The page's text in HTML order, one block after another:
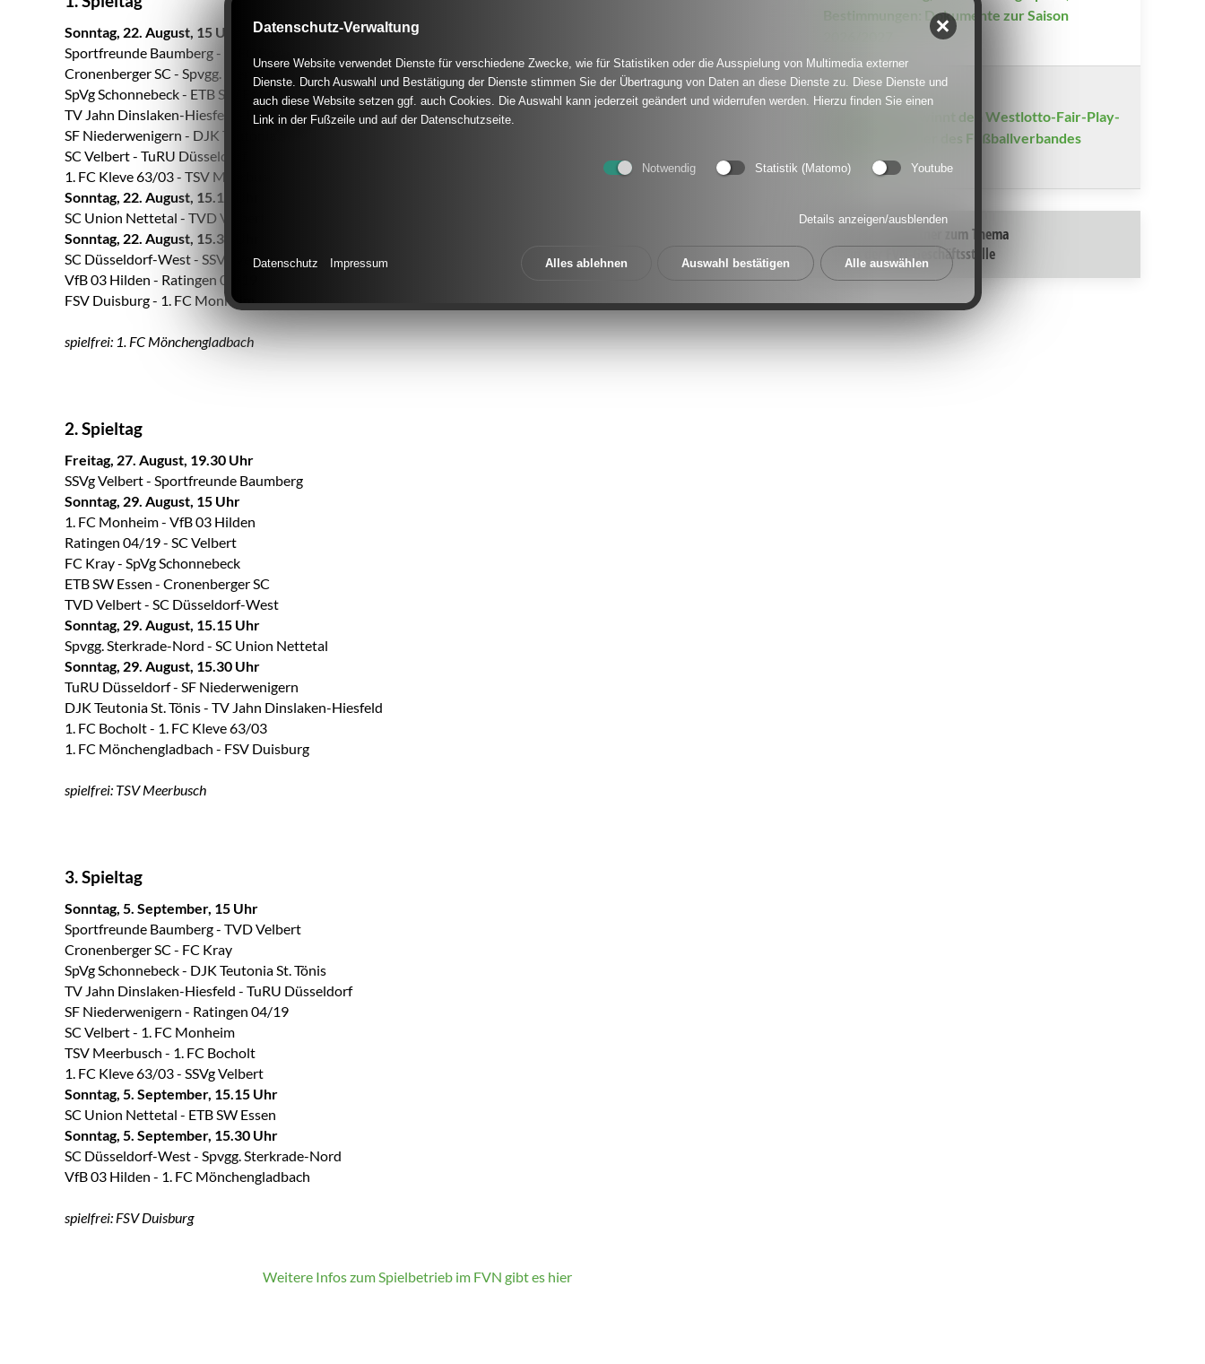
Sonntag, 22. August, 15 Uhr
Sportfreunde Baumberg - 1. FC Bocholt
Cronenberger SC - Spvgg. Sterkrade-Nord
SpVg Schonnebeck - ETB SW Essen
TV Jahn Dinslaken-Hiesfeld - FC Kray
SF Niederwenigern - DJK Teutonia St. Tönis
SC Velbert - TuRU Düsseldorf
1. FC Kleve 63/03 - TSV Meerbusch
Sonntag, 22. August, 15.15 Uhr
SC Union Nettetal - TVD Velbert
Sonntag, 22. August, 15.30 Uhr
SC Düsseldorf-West - SSVg Velbert
VfB 03 Hilden - Ratingen 04/19
FSV Duisburg - 1. FC Monheim
spielfrei: 1. FC Mönchengladbach
2. Spieltag
Freitag, 27. August, 19.30 Uhr
SSVg Velbert - Sportfreunde Baumberg
Sonntag, 29. August, 15 Uhr
1. FC Monheim - VfB 03 Hilden
Ratingen 04/19 - SC Velbert
FC Kray - SpVg Schonnebeck
ETB SW Essen - Cronenberger SC
TVD Velbert - SC Düsseldorf-West
Sonntag, 29. August, 15.15 Uhr
Spvgg. Sterkrade-Nord - SC Union Nettetal
Sonntag, 29. August, 15.30 Uhr
TuRU Düsseldorf - SF Niederwenigern
DJK Teutonia St. Tönis - TV Jahn Dinslaken-Hiesfeld
1. FC Bocholt - 1. FC Kleve 63/03
1. FC Mönchengladbach - FSV Duisburg
spielfrei: TSV Meerbusch
3. Spieltag
Sonntag, 5. September, 15 Uhr
Sportfreunde Baumberg - TVD Velbert
Cronenberger SC - FC Kray
SpVg Schonnebeck - DJK Teutonia St. Tönis
TV Jahn Dinslaken-Hiesfeld - TuRU Düsseldorf
SF Niederwenigern - Ratingen 04/19
SC Velbert - 1. FC Monheim
TSV Meerbusch - 1. FC Bocholt
1. FC Kleve 63/03 - SSVg Velbert
Sonntag, 5. September, 15.15 Uhr
SC Union Nettetal - ETB SW Essen
Sonntag, 5. September, 15.30 Uhr
SC Düsseldorf-West - Spvgg. Sterkrade-Nord
VfB 03 Hilden - 1. FC Mönchengladbach
spielfrei: FSV Duisburg
Weitere Infos zum Spielbetrieb im FVN gibt es hier
Bestimmungen: Dokumente zur Saison
30.07.2026
BV Gräfrath gewinnt den Westlotto-Fair-Play-
Pokal der Männer des Fußballverbandes
Niederrhein
Ansprechpartner zum Thema
in der FVN-Geschäftsstelle
Datenschutz-Verwaltung
Unsere Website verwendet Dienste für verschiedene Zwecke, wie für Statistiken oder die Ausspielung von Multimedia externer
Dienste. Durch Auswahl und Bestätigung der Dienste stimmen Sie der Übertragung von Daten an diese Dienste zu. Diese Dienste und
auch diese Website setzen ggf. auch Cookies. Die Auswahl kann jederzeit geändert und widerrufen werden. Hierzu finden Sie einen
Link in der Fußzeile und auf der Datenschutzseite.
Notwendig Statistik (Matomo) Youtube
Details anzeigen/ausblenden
Alles ablehnen Auswahl bestätigen Alle auswählen
Datenschutz Impressum